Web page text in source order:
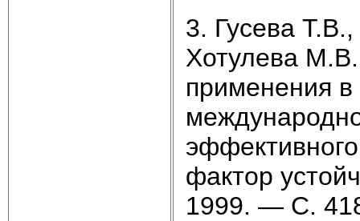
3. Гусева
Хотулева
применения
фактор
1999. — С.